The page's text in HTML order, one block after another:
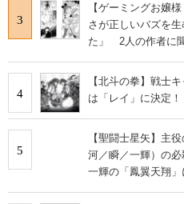
3
【ゲーミングお嬢
さが正しいバズを
た」 2人の作者に聞
4
【北斗の拳】戦士
は「レイ」に決定！
5
【聖闘士星矢】主
河／瞬／一輝）の
一輝の「鳳翼天翔